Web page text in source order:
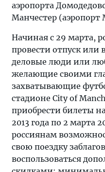
аэропорта
Манчестер (аэропорт
Начиная с 29 марта,
провести отпуск
деловые люди или
желающие своими
захватывающие
стадионе City of
приобрести билеты
2013 года по 2 марта
россиянам
свою поездку
воспользоваться